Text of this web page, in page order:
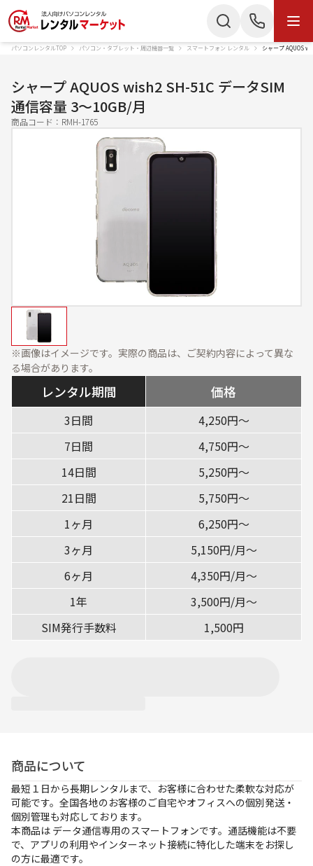
商品カテゴリー
ノートパソコン Mac
IPad
液晶ディスプレイ
プリンター
ペンタブレット
展示会・オフィス什器
ソフトウェア・オプショ
ン
サービス・ソリューション
標準サービス 安心補償プラン
キッティング データ消去
設定・設置／オンサイト
ご利用ガイド
ご利用の流れ ご返却方法
レンタル利用期間につい 配送について
お支払方法
かんたん見積もり
050-3135-2199
受付時間 9：00〜17：30（土日祝休）
050-3135-2199
受付時間 9：00〜17：30（土日祝休）
Webでのお問い合わせ
お問い合わせ
かんたん見積もり
パソコンレンタルTOP パソコン・タブレット・周辺機器一覧 スマートフォン レンタル シャープ AQUOS
レンタル期間 価格
3日間
4,250円〜
7日間
4,750円〜
14日間
5,250円〜
21日間
5,750円〜
1ヶ月
6,250円〜
3ヶ月
5,150円/月〜
6ヶ月
4,350円/月〜
1年
3,500円/月〜
SIM発行手数料
1,500円
※画像はイメージです。実際の商品は、ご契約内容によって異な
る場合があります。
シャープ AQUOS wish2 SH-51C データSIM
通信容量 3〜10GB/月
商品コード： RMH-1765
商品について
最短１日から長期レンタルまで、お客様に合わせた柔軟な対応が
可能です。全国各地のお客様のご自宅やオフィスへの個別発送・
個別管理も対応しております。
本商品は データ通信専用のスマートフォンです。通話機能は不要
で、アプリの利用やインターネット接続に特化した端末をお探し
の方に最適です。